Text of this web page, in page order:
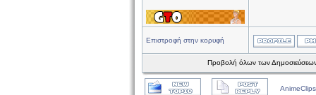
Επιστροφή στην κορυφή
Προβολή όλων των